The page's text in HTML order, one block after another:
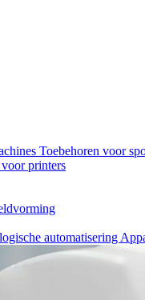
Toebehoren voor
printers
automatisering